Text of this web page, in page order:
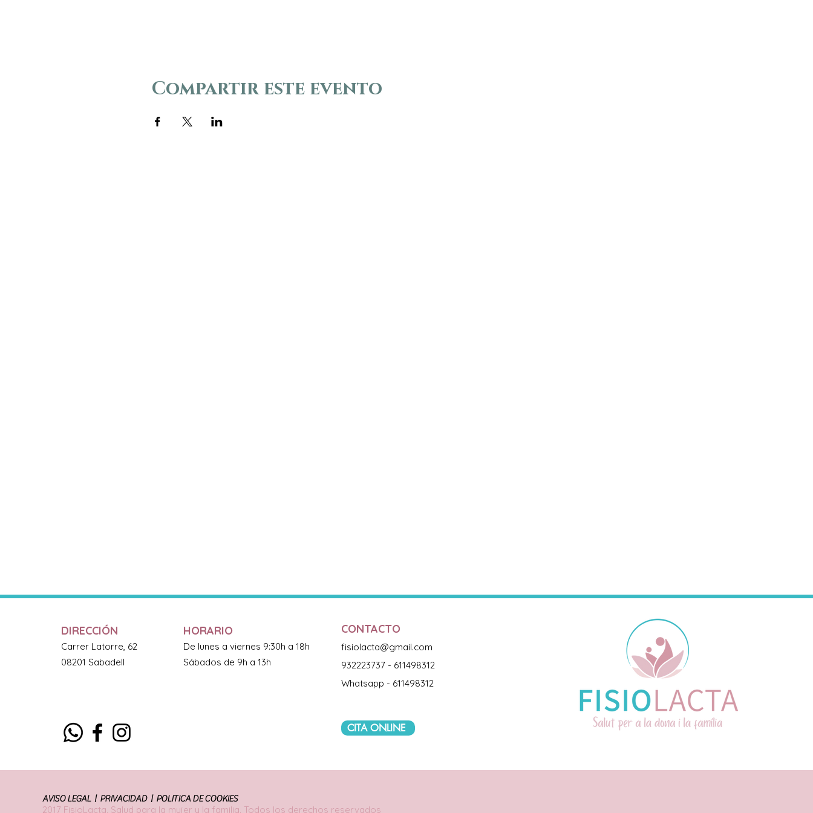
Compartir este evento
DIRECCIÓN
Carrer Latorre, 62
08201 Sabadell
HORARIO
De lunes a viernes 9:30h a 18h
Sábados de 9h a 13h
CONTACTO
fisiolacta@gmail.com
932223737 - 611498312
Whatsapp - 611498312
CITA ONLINE
AVISO LEGAL | PRIVACIDAD | POLITICA DE COOKIES
2017 FisioLacta. Salud para la mujer y la familia. Todos los derechos reservados